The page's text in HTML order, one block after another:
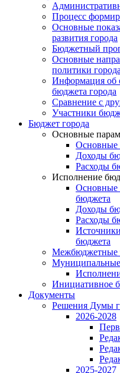
Процесс
Основные
развития города
Бюджетный
Основные
политики города
Информация об
бюджета города
Сравнение с
Участники
Бюджет города
Основные
Основные
Доходы
Расходы
Исполнение
Основные
бюджета
Доходы
Расходы
бюджета
Межбюджетные
Инициативное
Документы
Решения Думы
2026-2028
2025-2027